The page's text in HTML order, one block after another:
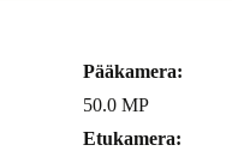
Pääkamera:
50.0 MP
Etukamera: